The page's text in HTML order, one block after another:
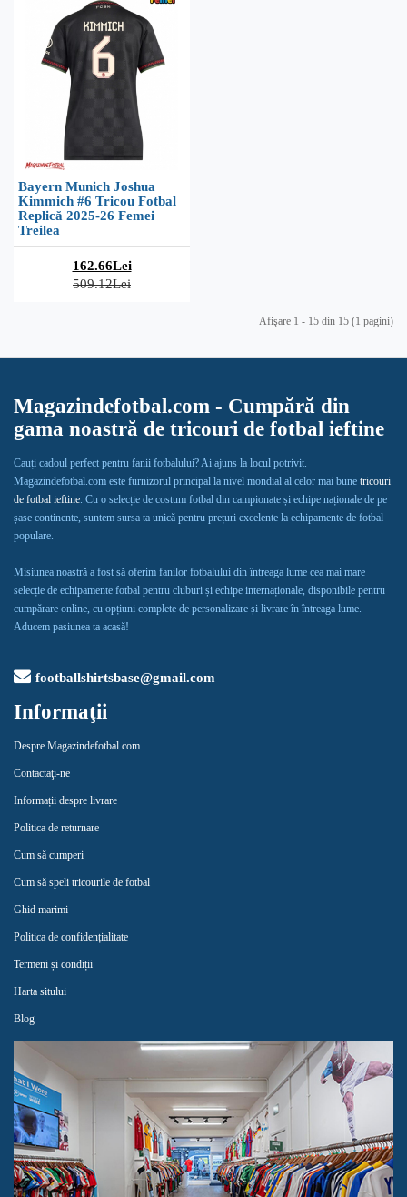
Bayern Munich Joshua
Kimmich #6 Tricou Fotbal
Replică 2025-26 Femei
Treilea
162.66Lei
509.12Lei
Afişare 1 - 15 din 15 (1 pagini)
Magazindefotbal.com - Cumpără din
gama noastră de tricouri de fotbal ieftine
Cauți cadoul perfect pentru fanii fotbalului? Ai ajuns la locul potrivit.
Magazindefotbal.com este furnizorul principal la nivel mondial al celor mai bune tricouri
de fotbal ieftine. Cu o selecție de costum fotbal din campionate și echipe naționale de pe
șase continente, suntem sursa ta unică pentru prețuri excelente la echipamente de fotbal
populare.
Misiunea noastră a fost să oferim fanilor fotbalului din întreaga lume cea mai mare
selecție de echipamente fotbal pentru cluburi și echipe internaționale, disponibile pentru
cumpărare online, cu opțiuni complete de personalizare și livrare în întreaga lume.
Aducem pasiunea ta acasă!
footballshirtsbase@gmail.com
Informaţii
Despre Magazindefotbal.com
Contactaţi-ne
Informații despre livrare
Politica de returnare
Cum să cumperi
Cum să speli tricourile de fotbal
Ghid marimi
Politica de confidențialitate
Termeni și condiții
Harta sitului
Blog